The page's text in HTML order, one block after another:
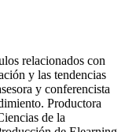
relacionados con
y las tendencias
y conferencista
Productora
de la